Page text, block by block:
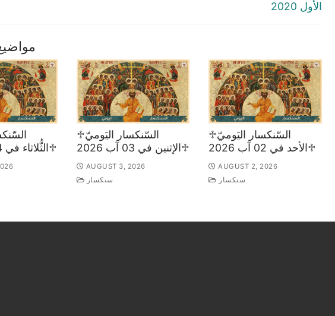
الأول 2020
♱الثُّلاثاء في 04 آب 2026
♱السّنكسار اليَوميّ
♱الإثنين في 03 آب 2026
AUGUST 3, 2026
سنكسار
♱السّنكسار اليَوميّ
♱الأحد في 02 آب 2026
AUGUST 2, 2026
سنكسار